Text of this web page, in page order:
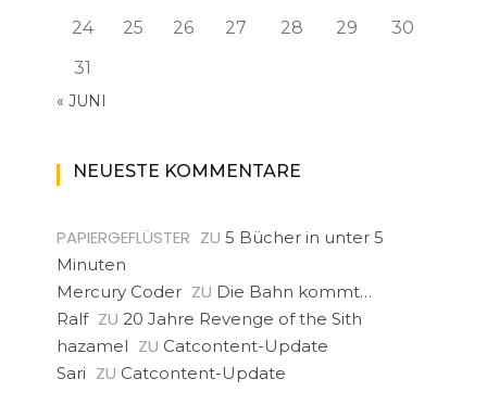
24
25 26 27 28 29
30
31
« JUNI
NEUESTE KOMMENTARE
PAPIERGEFLÜSTER ZU 5 Bücher in unter 5
Minuten
Mercury Coder ZU Die Bahn kommt…
Ralf ZU 20 Jahre Revenge of the Sith
hazamel ZU Catcontent-Update
Sari ZU Catcontent-Update